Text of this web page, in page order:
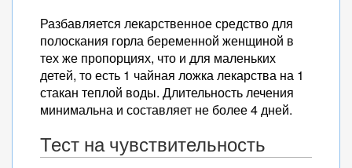
Разбавляется лекарственное средство для
полоскания горла беременной женщиной в
тех же пропорциях, что и для маленьких
детей, то есть 1 чайная ложка лекарства на 1
стакан теплой воды. Длительность лечения
минимальна и составляет не более 4 дней.
Тест на чувствительность